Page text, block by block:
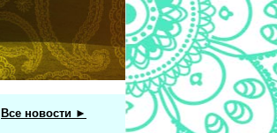
Все новости ►